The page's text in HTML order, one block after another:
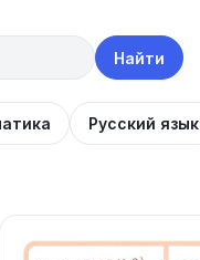
Найти
Русский язык